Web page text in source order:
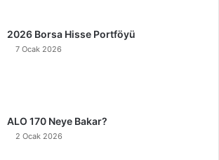
2026 Borsa Hisse Portföyü
7 Ocak 2026
ALO 170 Neye Bakar?
2 Ocak 2026